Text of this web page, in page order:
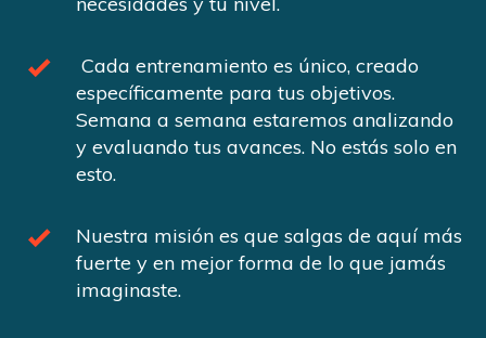
Cada entrenamiento es único, creado
específicamente para tus objetivos.
Semana a semana estaremos analizando
y evaluando tus avances. No estás solo en
esto.
Nuestra misión es que salgas de aquí más
fuerte y en mejor forma de lo que jamás
imaginaste.